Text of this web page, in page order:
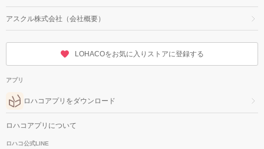
アスクル株式会社（会社概要）
LOHACOをお気に入りストアに登録する
アプリ
ロハコアプリをダウンロード
ロハコアプリについて
ロハコ公式LINE